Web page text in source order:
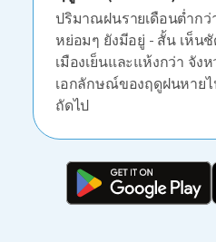
ปริมาณฝนรายเดือนต่ำกว่
หย่อมๆ ยังมีอยู่ - สั้น เห็น
เมืองเย็นและแห้งกว่า จัง
เอกลักษณ์ของฤดูฝนหาย
ถัดไป